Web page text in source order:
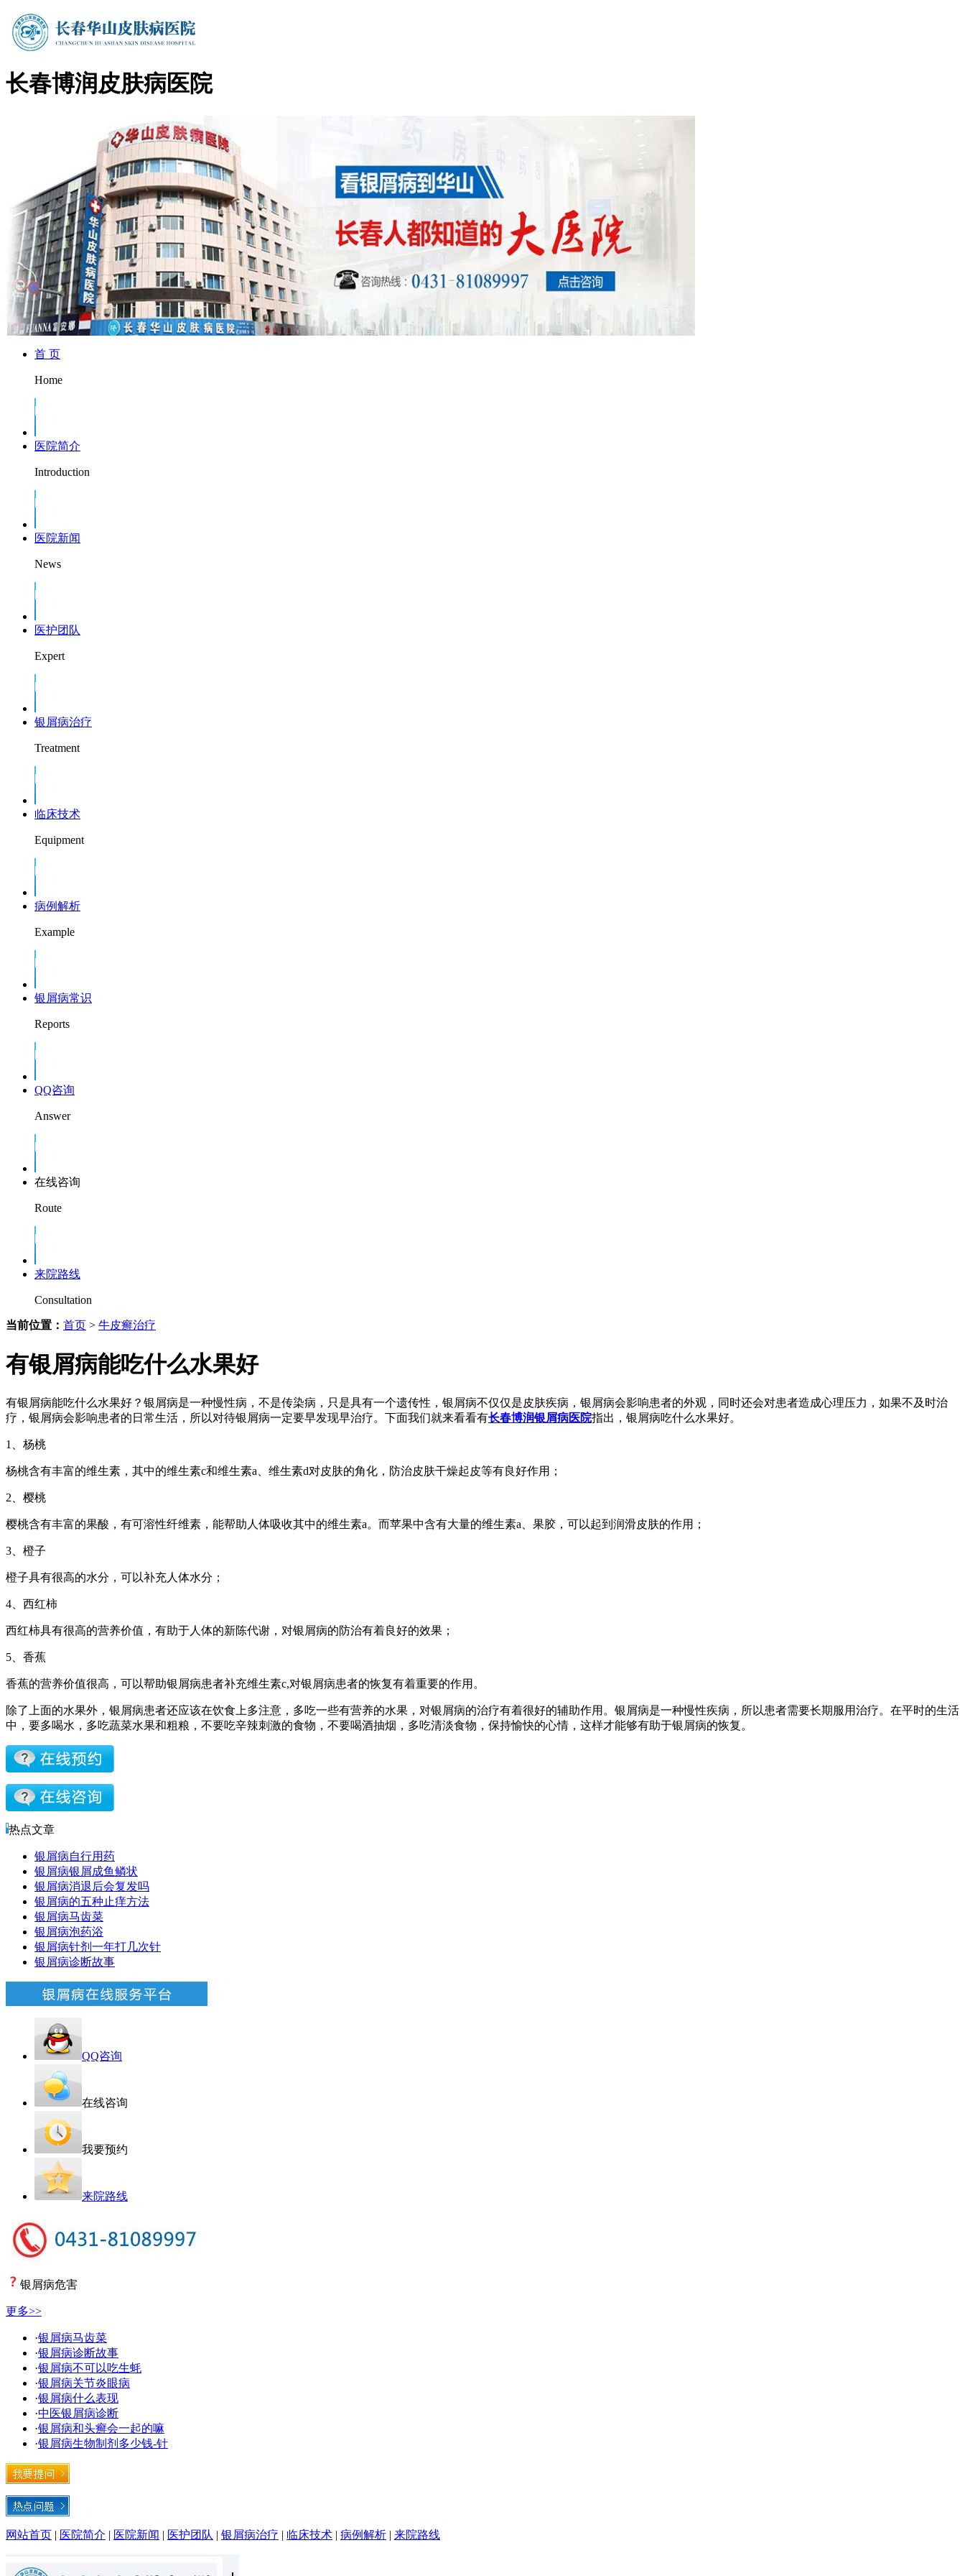
长春博润皮肤病医院
首 页
Home
医院简介
Introduction
医院新闻
News
医护团队
Expert
银屑病治疗
Treatment
临床技术
Equipment
病例解析
Example
银屑病常识
Reports
QQ咨询
Answer
在线咨询
Route
来院路线
Consultation
当前位置： 首页 > 牛皮癣治疗
有银屑病能吃什么水果好
有银屑病能吃什么水果好？银屑病是一种慢性病，不是传染病，只是具有一个遗传性，银屑病不仅仅是皮肤疾病，银屑病会影响患者的外观，同时还会对患者造成心理压力，如果不及时治
疗，银屑病会影响患者的日常生活，所以对待银屑病一定要早发现早治疗。下面我们就来看看有长春博润银屑病医院指出，银屑病吃什么水果好。
1、杨桃
杨桃含有丰富的维生素，其中的维生素c和维生素a、维生素d对皮肤的角化，防治皮肤干燥起皮等有良好作用；
2、樱桃
樱桃含有丰富的果酸，有可溶性纤维素，能帮助人体吸收其中的维生素a。而苹果中含有大量的维生素a、果胶，可以起到润滑皮肤的作用；
3、橙子
橙子具有很高的水分，可以补充人体水分；
4、西红柿
西红柿具有很高的营养价值，有助于人体的新陈代谢，对银屑病的防治有着良好的效果；
5、香蕉
香蕉的营养价值很高，可以帮助银屑病患者补充维生素c,对银屑病患者的恢复有着重要的作用。
除了上面的水果外，银屑病患者还应该在饮食上多注意，多吃一些有营养的水果，对银屑病的治疗有着很好的辅助作用。银屑病是一种慢性疾病，所以患者需要长期服用治疗。在平时的生活
中，要多喝水，多吃蔬菜水果和粗粮，不要吃辛辣刺激的食物，不要喝酒抽烟，多吃清淡食物，保持愉快的心情，这样才能够有助于银屑病的恢复。
热点文章
银屑病自行用药
银屑病银屑成鱼鳞状
银屑病消退后会复发吗
银屑病的五种止痒方法
银屑病马齿菜
银屑病泡药浴
银屑病针剂一年打几次针
银屑病诊断故事
QQ咨询
在线咨询
我要预约
来院路线
银屑病危害
更多>>
·银屑病马齿菜
·银屑病诊断故事
·银屑病不可以吃生蚝
·银屑病关节炎眼病
·银屑病什么表现
·中医银屑病诊断
·银屑病和头癣会一起的嘛
·银屑病生物制剂多少钱-针
网站首页 | 医院简介 | 医院新闻 | 医护团队 | 银屑病治疗 | 临床技术 | 病例解析 | 来院路线